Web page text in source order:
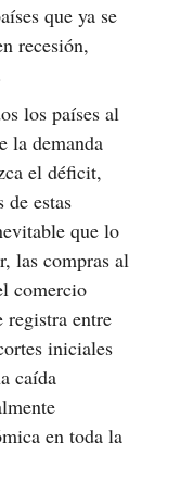
que ya se
recesión,
los países al
la demanda
el déficit,
de estas
que lo
las compras al
comercio
registra entre
iniciales
caída
en toda la